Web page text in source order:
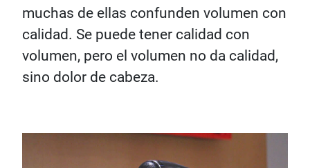
muchas de ellas confunden volumen con
calidad. Se puede tener calidad con
volumen, pero el volumen no da calidad,
sino dolor de cabeza.